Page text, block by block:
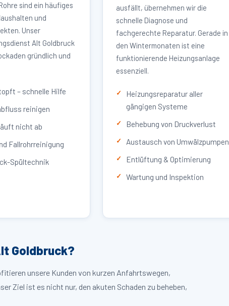
sind ein häufiges
und
Unser
Alt Goldbruck
gründlich und
– schnelle Hilfe
reinigen
nicht ab
Fallrohrreinigung
Spültechnik
ausfällt, übernehmen wir die
schnelle Diagnose und
fachgerechte Reparatur. Gerade in
den Wintermonaten ist eine
funktionierende Heizungsanlage
essenziell.
Heizungsreparatur aller
gängigen Systeme
Behebung von Druckverlust
Austausch von Umwälzpumpen
Entlüftung & Optimierung
Wartung und Inspektion
Goldbruck?
unsere Kunden von kurzen Anfahrtswegen,
Ziel ist es nicht nur, den akuten Schaden zu beheben,